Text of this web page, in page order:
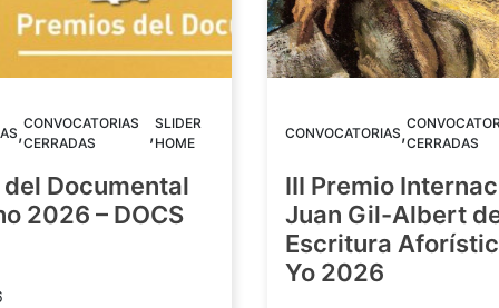
,CONVOCATORIAS
CERRADAS
,SLIDER
HOME
Documental
2026 – DOCS
CONVOCATORIAS,CERRADAS
III Premio
Juan Gil-Albert
Escritura
Yo 2026